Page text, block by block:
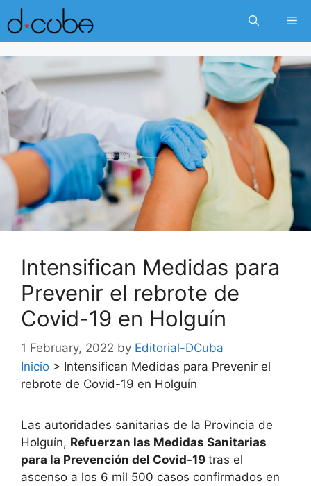
Skip
to
content
Intensifican Medidas para
Prevenir el rebrote de
Covid-19 en Holguín
1 February, 2022 by Editorial-DCuba
Inicio > Intensifican Medidas para Prevenir el
rebrote de Covid-19 en Holguín
Las autoridades sanitarias de la Provincia de
Holguín, Refuerzan las Medidas Sanitarias
para la Prevención del Covid-19 tras el
ascenso a los 6 mil 500 casos confirmados en